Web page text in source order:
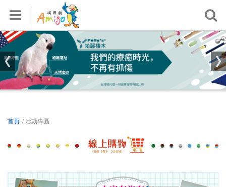
首頁
關於我們
產品專區
活動專區
鸚鵡飼養知識區
常見問題
首頁 / 活動專區